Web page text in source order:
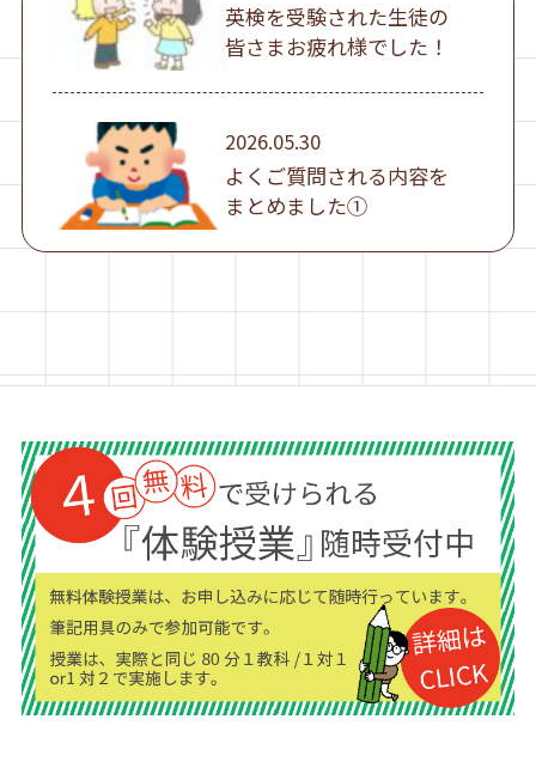
英検を受験された生徒の
皆さまお疲れ様でした！
2026.05.30
よくご質問される内容を
まとめました①